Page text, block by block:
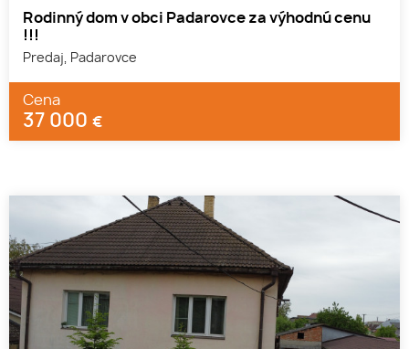
Rodinný dom v obci Padarovce za výhodnú cenu
!!!
Predaj, Padarovce
Cena
37 000 €